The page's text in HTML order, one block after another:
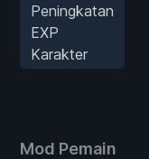
Peningkatan
EXP
Karakter
Mod Pemain